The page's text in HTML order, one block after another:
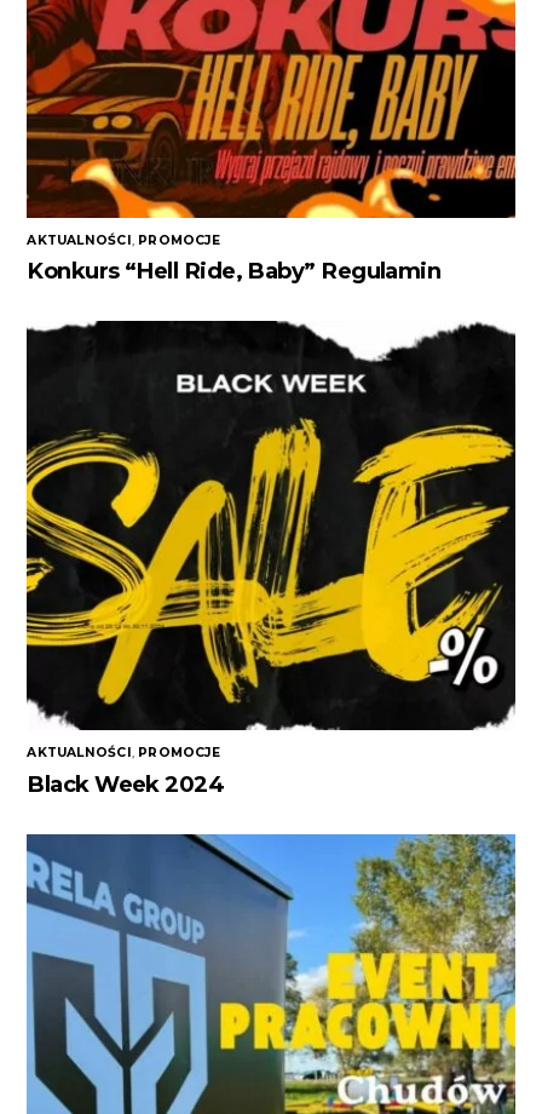
AKTUALNOŚCI, PROMOCJE
Konkurs “Hell Ride, Baby” Regulamin
AKTUALNOŚCI , PROMOCJE
Black Week 2024